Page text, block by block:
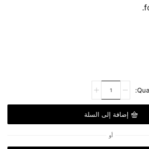
إضافة إلى السلة
أو